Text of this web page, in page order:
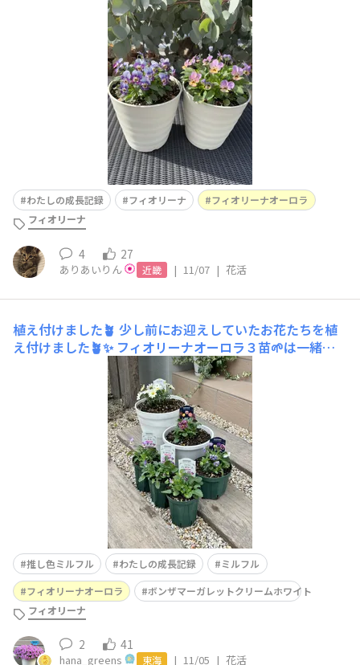
うけどこれ2鉢ともフィオリーナオーロラなんですよ🤭右
➡️の子はよく見かけるピンク系のオーロラで左⬅️の子はブ
ルー系でこんな色のオーロラは初めて見ました🫢こっちが
わたしの成長記録 フィオリーナ
フィオリーナオーロラ
フィオリーナ
4 27
ありあいりん 近畿 | 11/07 | 花活
植え付けました🪴 少し前にお迎えしていたお花たちを植
え付けました🪴✨ フィオリーナオーロラ３苗🌱は一緒に
植えたいと思いながらまだ鉢が空いてなくてとりあえずス
リット鉢に仮植えしました☺️ 実はこの後、夏の片付けを
していたらブラウンの鉢が空いてきたのでクリームホワイ
トのお花にはブラウンの方
推し色ミルフル わたしの成長記録
ミルフル
フィオリーナオーロラ
ボンザマーガレットクリームホワイト
フィオリーナ
2 41
hana_greens 東海 | 11/05 | 花活